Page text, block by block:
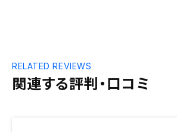
関連する評判・口コミ
RELATED REVIEWS